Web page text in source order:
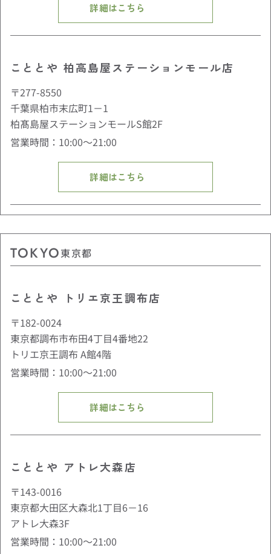
詳細はこちら
こととや 柏高島屋ステーションモール店
〒277-8550
千葉県柏市末広町1－1
柏髙島屋ステーションモールS館2F
営業時間：10:00〜21:00
詳細はこちら
TOKYO東京都
こととや トリエ京王調布店
〒182-0024
東京都調布市布田4丁目4番地22
トリエ京王調布 A館4階
営業時間：10:00〜21:00
詳細はこちら
こととや アトレ大森店
〒143-0016
東京都大田区大森北1丁目6－16
アトレ大森3F
営業時間：10:00〜21:00